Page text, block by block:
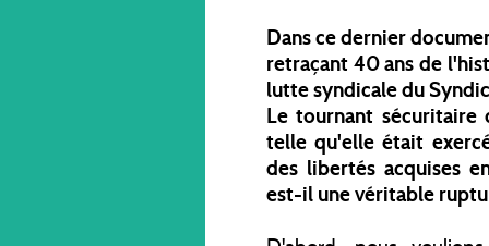
Dans ce dernier
retraçant 40 ans de
lutte syndicale du
Le tournant
telle qu'elle était
des libertés acquises
est-il une véritable